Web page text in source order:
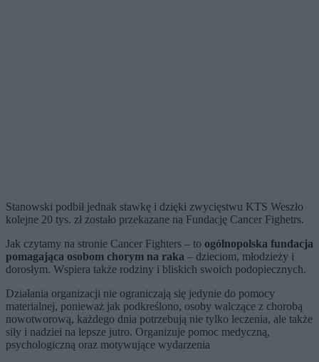
Stanowski podbił jednak stawkę i dzięki zwycięstwu KTS Weszło
kolejne 20 tys. zł zostało przekazane na Fundację Cancer Fighetrs.
Jak czytamy na stronie Cancer Fighters – to ogólnopolska fundacja
pomagająca osobom chorym na raka – dzieciom, młodzieży i
dorosłym. Wspiera także rodziny i bliskich swoich podopiecznych.
Działania organizacji nie ograniczają się jedynie do pomocy
materialnej, ponieważ jak podkreślono, osoby walczące z chorobą
nowotworową, każdego dnia potrzebują nie tylko leczenia, ale także
siły i nadziei na lepsze jutro. Organizuje pomoc medyczną,
psychologiczną oraz motywujące wydarzenia